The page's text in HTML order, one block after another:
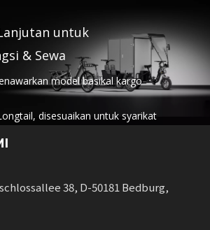
untuk
& Sewa
model basikal kargo
disesuaikan untuk syarikat
dan armada sewa.
untuk perniagaan meningkatkan
38, D-50181 Bedburg,